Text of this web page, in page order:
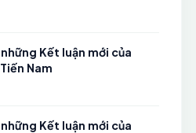
Kết luận mới của
Nam
Kết luận mới của